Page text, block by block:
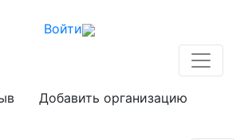
Войти
Добавить организацию